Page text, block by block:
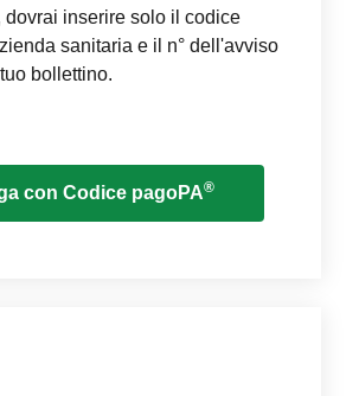
dovrai inserire solo il codice
sanitaria e il n° dell'avviso
bollettino.
con Codice pagoPA®